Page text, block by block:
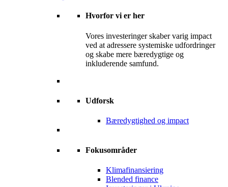
Hvorfor vi er her
Vores investeringer skaber varig impact
ved at adressere systemiske udfordringer
og skabe mere bæredygtige og
inkluderende samfund.
Udforsk
Bæredygtighed og impact
Fokusområder
Klimafinansiering
Blended finance